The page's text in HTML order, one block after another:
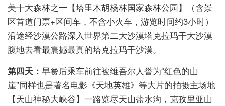
美十大森林之一【塔里木胡杨林国家森林公园】（含景
区首道门票+区间车，不含小火车，游览时间约3小时）
沿途经沙漠公路深入世界第二大沙漠塔克拉玛干大沙漠
腹地去看最震撼最真的塔克拉玛干沙漠。
第四天： 早餐后乘车前往被维吾尔人誉为“红色的山
崖”同样也是著名电影《天地英雄》等大片的拍摄主场地
【天山神秘大峡谷】一路览尽天山盐水沟，克孜里亚山